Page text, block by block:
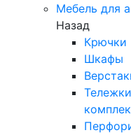
Мебель для
Назад
Крючки
Шкафы